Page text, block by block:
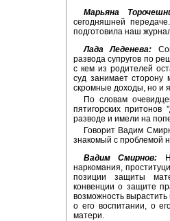
Марьяна
сегодняшней
подготовила наш
Лада Леденева:
развода супругов по
с кем из родителей
суд занимает
скромные доходы, но и
По словам
пятигорских
разводе и имели на
Говорит Вадим
знакомый с проблемой
Вадим Смирнов:
наркомания,
позиции защиты
конвенции о защите
возможность
о его воспитании, о
матери.